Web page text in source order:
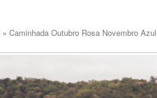
» Caminhada Outubro Rosa Novembro